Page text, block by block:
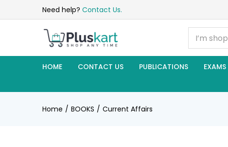
Need help? Contact Us.
HOME CONTACT US PUBLICATIONS EXAMS
Home BOOKS Current Affairs